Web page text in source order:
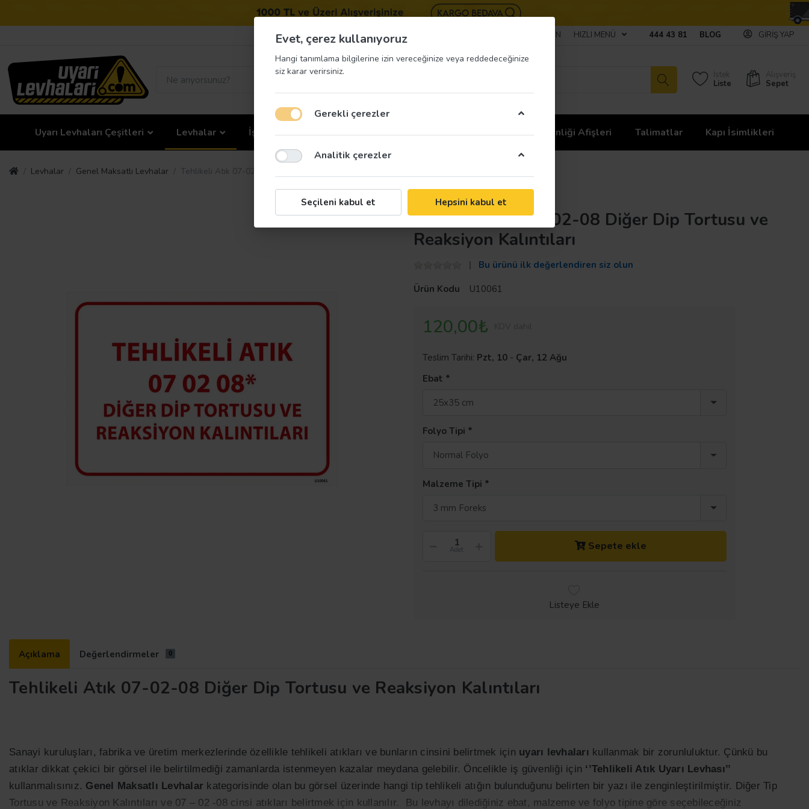
BIZE ULAŞIN HIZLI MENÜ 444 43 81 BLOG GIRIŞ YAP
İstek
Liste
Alışveriş
Sepet
Uyarı Levhaları Çeşitleri Levhalar İş Güvenliği Etiketleri İş Güvenliği Ekipmanları İş Güvenliği Afişleri Talimatlar Kapı İsimlikleri
Levhalar Genel Maksatlı Levhalar Tehlikeli Atık 07-02-08 Diğer Dip Tortusu ve Reaksiyon Kalıntıları
Taroks
Tehlikeli Atık 07-02-08 Diğer Dip Tortusu ve
Reaksiyon Kalıntıları
Bu ürünü ilk değerlendiren siz olun
Ürün Kodu
U10061
120,00₺
Teslim Tarihi: Pzt, 10 - Çar, 12 Ağu
Ebat
25x35 cm
Folyo Tipi
Normal Folyo
Malzeme Tipi
3 mm Foreks
Adet Sepete ekle
Listeye Ekle
Açıklama Değerlendirmeler 0
Tehlikeli Atık 07-02-08 Diğer Dip Tortusu ve Reaksiyon Kalıntıları
Sanayi kuruluşları, fabrika ve üretim merkezlerinde özellikle tehlikeli atıkları ve bunların cinsini belirtmek için uyarı levhaları kullanmak bir zorunluluktur. Çünkü bu
atıklar dikkat çekici bir görsel ile belirtilmediği zamanlarda istenmeyen kazalar meydana gelebilir. Öncelikle iş güvenliği için ‘’Tehlikeli Atık Uyarı Levhası’’
kullanmalısınız. Genel Maksatlı Levhalar kategorisinde olan bu görsel üzerinde hangi tip tehlikeli atığın bulunduğunu belirten bir yazı ile zenginleştirilmiştir. Diğer Tip
Tortusu ve Reaksiyon Kalıntıları ve 07 – 02 -08 cinsi atıkları belirtmek için kullanılır. Bu levhayı dilediğiniz ebat, malzeme ve folyo tipine göre seçebileceğiniz
Evet, çerez kullanıyoruz
Hangi tanımlama bilgilerine izin vereceğinize veya reddedeceğinize
siz karar verirsiniz.
Gerekli çerezler
Analitik çerezler
Seçileni kabul et Hepsini kabul et